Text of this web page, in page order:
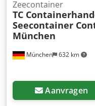
München 632 km
Zeecontainer
TC
Seecontainer
München
Aanvragen